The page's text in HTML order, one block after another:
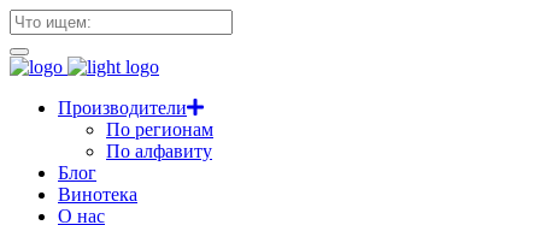
Производители
По регионам
По алфавиту
Блог
Винотека
О нас